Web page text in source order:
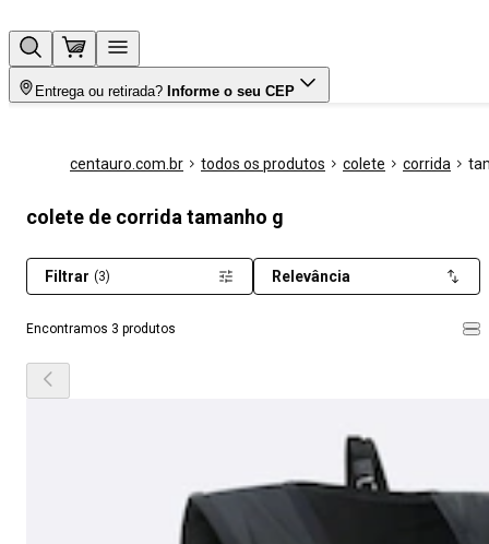
Entrega ou retirada? Informe o seu CEP
centauro.com.br todos os produtos colete corrida
colete de corrida tamanho g
Encontramos 3 produtos
Filtrar (3) Relevância